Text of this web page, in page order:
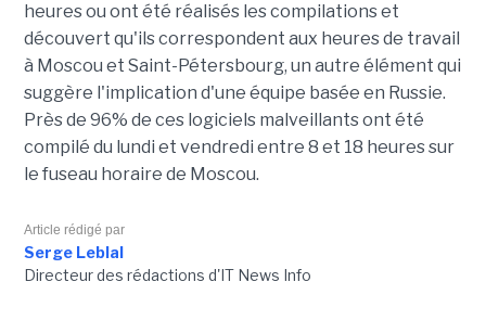
heures ou ont été réalisés les compilations et
découvert qu'ils correspondent aux heures de travail
à Moscou et Saint-Pétersbourg, un autre élément qui
suggère l'implication d'une équipe basée en Russie.
Près de 96% de ces logiciels malveillants ont été
compilé du lundi et vendredi entre 8 et 18 heures sur
le fuseau horaire de Moscou.
Article rédigé par
Serge Leblal
Directeur des rédactions d'IT News Info